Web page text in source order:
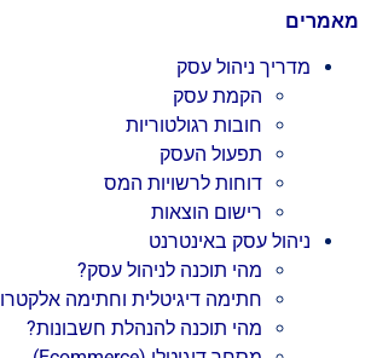
מאמרים
מדריך ניהול עסק
הקמת עסק
חובות רגולטוריות
תפעול העסק
דוחות לרשויות המס
רישום הוצאות
ניהול עסק באינטרנט
מהי תוכנה לניהול עסק?
חתימה דיגיטלית וחתימה
מהי תוכנה להנהלת חשבונות?